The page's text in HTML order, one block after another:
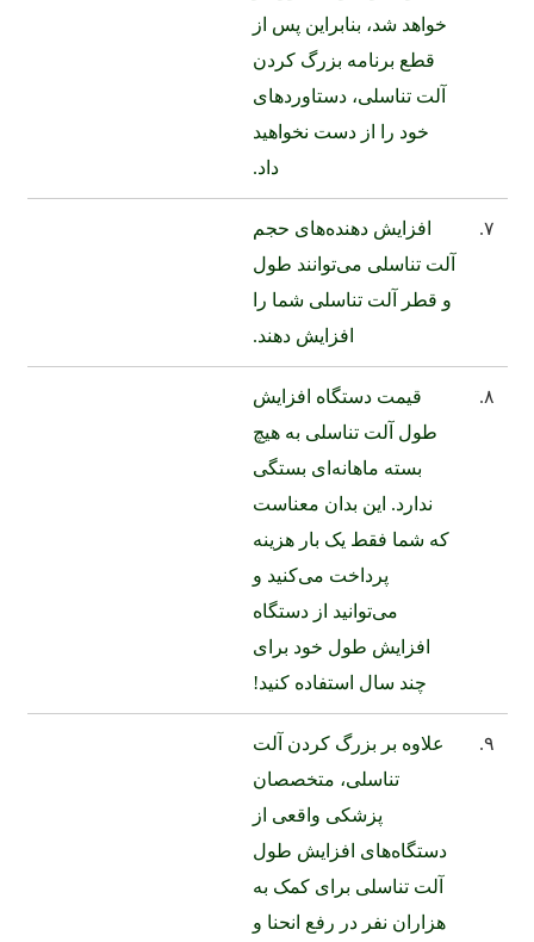
خواهد شد، بنابراین پس از
قطع برنامه بزرگ کردن
آلت تناسلی، دستاوردهای
خود را از دست نخواهید
داد.
۷.
افزایش دهنده‌های حجم
آلت تناسلی می‌توانند طول
و قطر آلت تناسلی شما را
افزایش دهند.
۸.
قیمت دستگاه افزایش
طول آلت تناسلی به هیچ
بسته ماهانه‌ای بستگی
ندارد. این بدان معناست
که شما فقط یک بار هزینه
پرداخت می‌کنید و
می‌توانید از دستگاه
افزایش طول خود برای
چند سال استفاده کنید!
۹.
علاوه بر بزرگ کردن آلت
تناسلی، متخصصان
پزشکی واقعی از
دستگاه‌های افزایش طول
آلت تناسلی برای کمک به
هزاران نفر در رفع انحنا و